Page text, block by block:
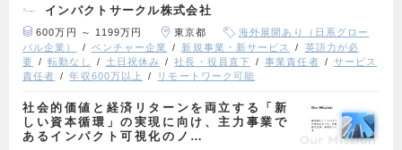
インパクトサークル株式会社
600万円 ～ 1199万円 東京都
海外展開あり（日系グロー
バル企業）
ベンチャー企業 新規事業・新サービス
英語力が必
要
転勤なし 土日祝休み 社長・役員直下 事業責任者
サービス
責任者
年収600万以上 リモートワーク可能
社会的価値と経済リターンを両立する「新
しい資本循環」の実現に向け、主力事業で
あるインパクト可視化のノ…